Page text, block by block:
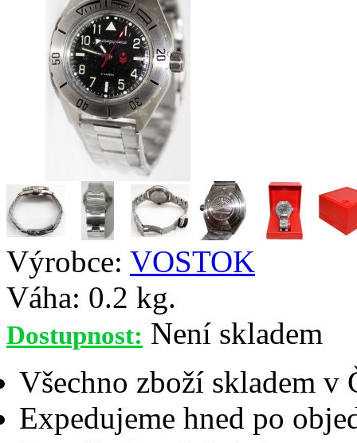
Výrobce: VOSTOK
Váha: 0.2 kg.
Dostupnost: Není skladem
Všechno zboží skladem v
Expedujeme hned po